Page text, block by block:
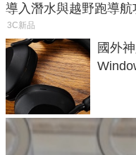
導入潛水與越野跑導航
3C新品
國外